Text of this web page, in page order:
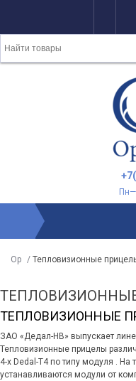
Op / Тепловизионные
ТЕПЛОВИЗИОННЫЕ
ЗАО «Дедал-НВ» выпускает
Тепловизионные прицелы
4-х Dedal-T4 по типу модуля . На
устанавливаются модули от